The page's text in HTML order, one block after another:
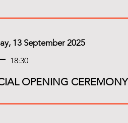
13 September 2025
18:30
OPENING CEREMONY